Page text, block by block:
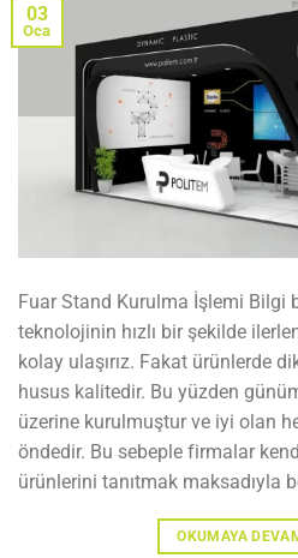
03
Oca
Fuar Stand Kurulma İşlemi Bilgi
teknolojinin hızlı bir şekilde
kolay ulaşırız. Fakat ürünlerde
husus kalitedir. Bu yüzden
üzerine kurulmuştur ve iyi olan
öndedir. Bu sebeple firmalar
ürünlerini tanıtmak maksadıyla
OKUMAYA